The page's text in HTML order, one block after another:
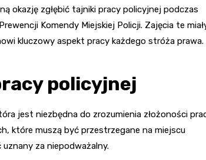
okazję zgłębić tajniki pracy policyjnej podczas
Komendy Miejskiej Policji. Zajęcia te
kluczowy aspekt pracy każdego stróża prawa.
policyjnej
jest niezbędna do zrozumienia złożoności
które muszą być przestrzegane na miejscu
za niepodważalny.